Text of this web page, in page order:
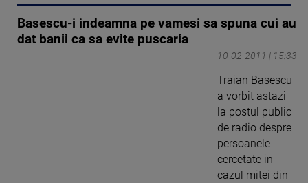
Basescu-i indeamna pe vamesi sa spuna cui au
dat banii ca sa evite puscaria
10-02-2011 | 15:33
Traian Basescu
a vorbit astazi
la postul public
de radio despre
persoanele
cercetate in
cazul mitei din